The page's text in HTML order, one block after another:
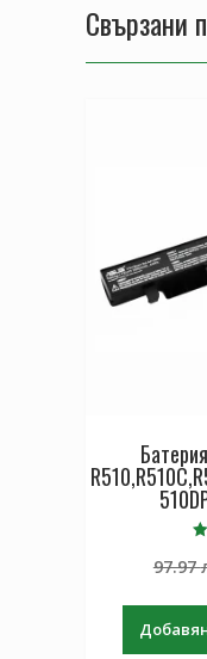
Свързани
97.97